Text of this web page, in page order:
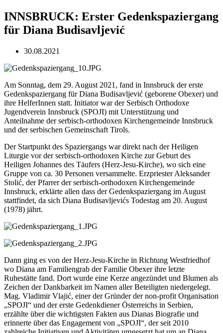
INNSBRUCK: Erster Gedenkspaziergang
für Diana Budisavljević
30.08.2021
Am Sonntag, dem 29. August 2021, fand in Innsbruck der erste
Gedenkspaziergang für Diana Budisavljević (geborene Obexer) und
ihre HelferInnen statt. Initiator war der Serbisch Orthodoxe
Jugendverein Innsbruck (SPOJI) mit Unterstützung und
Anteilnahme der serbisch-orthodoxen Kirchengemeinde Innsbruck
und der serbischen Gemeinschaft Tirols.
Der Startpunkt des Spaziergangs war direkt nach der Heiligen
Liturgie vor der serbisch-orthodoxen Kirche zur Geburt des
Heiligen Johannes des Täufers (Herz-Jesu-Kirche), wo sich eine
Gruppe von ca. 30 Personen versammelte. Erzpriester Aleksander
Stolić, der Pfarrer der serbisch-orthodoxen Kirchengemeinde
Innsbruck, erklärte allen dass der Gedenkspaziergang im August
stattfindet, da sich Diana Budisavljevićs Todestag am 20. August
(1978) jährt.
Dann ging es von der Herz-Jesu-Kirche in Richtung Westfriedhof
wo Diana am Familiengrab der Familie Obexer ihre letzte
Ruhestätte fand. Dort wurde eine Kerze angezündet und Blumen als
Zeichen der Dankbarkeit im Namen aller Beteiligten niedergelegt.
Mag. Vladimir Vlajić, einer der Gründer der non-profit Organisation
„SPOJI“ und der erste Gedenkdiener Österreichs in Serbien,
erzählte über die wichtigsten Fakten aus Dianas Biografie und
erinnerte über das Engagement von „SPOJI“, der seit 2010